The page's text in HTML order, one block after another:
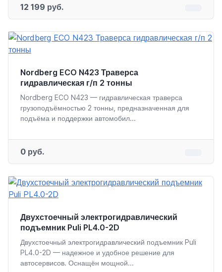
12 199 руб.
Nordberg ECO N423 Траверса
гидравлическая г/п 2 тонны
Nordberg ECO N423 — гидравлическая траверса
грузоподъёмностью 2 тонны, предназначенная для
подъёма и поддержки автомобил...
0 руб.
Двухстоечный электрогидравлический
подъемник Puli PL4.0-2D
Двухстоечный электрогидравлический подъемник Puli
PL4.0-2D — надежное и удобное решение для
автосервисов. Оснащён мощной...